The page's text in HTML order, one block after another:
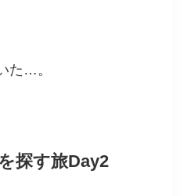
た…。
探す旅Day2